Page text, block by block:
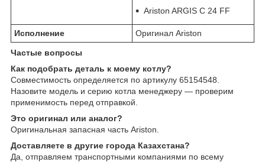
Ariston ARGIS C 24 FF
Исполнение Оригинал Ariston
Частые вопросы
Как подобрать деталь к моему котлу?
Совместимость определяется по артикулу 65154548.
Назовите модель и серию котла менеджеру — проверим
применимость перед отправкой.
Это оригинал или аналог?
Оригинальная запасная часть Ariston.
Доставляете в другие города Казахстана?
Да, отправляем транспортными компаниями по всему